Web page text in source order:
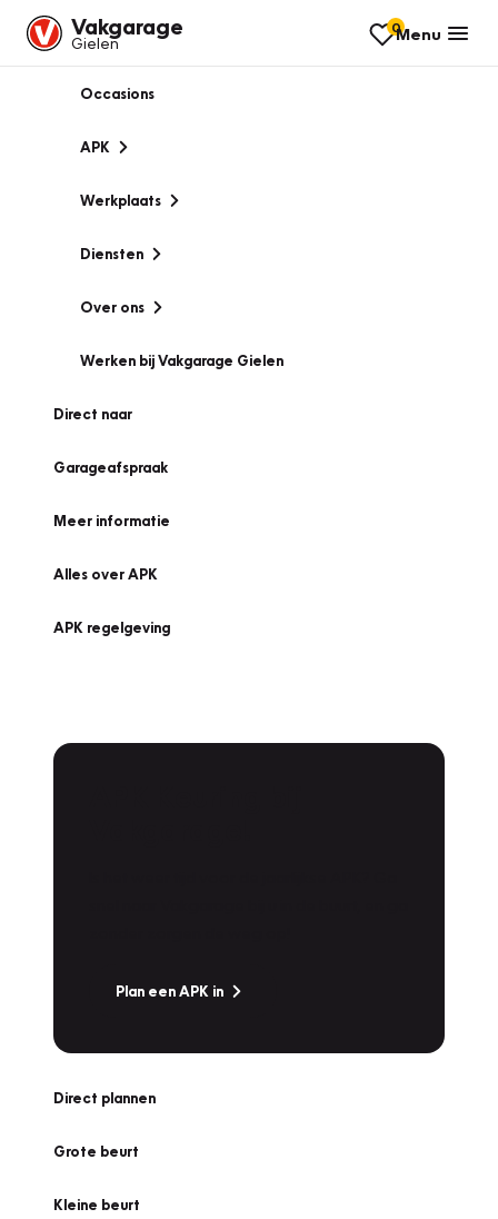
Vakgarage
Gielen
0Menu
Occasions
APK
Werkplaats
Diensten
Over ons
Werken bij Vakgarage Gielen
Direct naar
Garageafspraak
Meer informatie
Alles over APK
APK regelgeving
Plan een APK in
Direct plannen
Grote beurt
Kleine beurt